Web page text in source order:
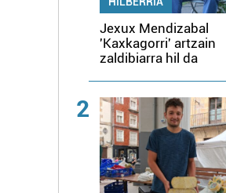
Jexux Mendizabal
'Kaxkagorri' artzain
zaldibiarra hil da
2